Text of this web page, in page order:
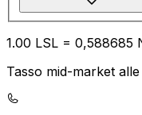
1.00 LSL = 0,588685
Tasso mid-market alle